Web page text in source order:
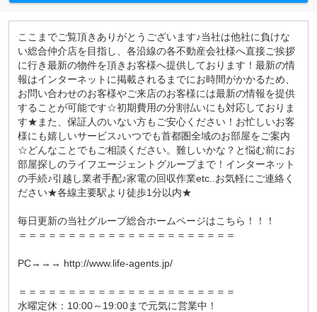
ここまでご覧頂きありがとうございます♪当社は他社に負けな
い総合仲介店を目指し、各沿線の各不動産会社様へ直接ご挨拶
に行き最新の物件を頂きお客様へ提供しております！最新の情
報はインターネットに掲載されるまでにお時間がかかるため、
お問い合わせのお客様やご来店のお客様には最新の情報を提供
することが可能です☆初期費用の分割払いにも対応しておりま
す★また、保証人のいない方もご安心ください！お忙しいお客
様にも嬉しいサービス♪いつでも首都圏全域のお部屋をご案内
☆どんなことでもご相談ください。難しいかな？と悩む前にお
部屋探しのライフエージェントグループまで！インターネット
の手続♪引越し業者手配♪家電の回収作業etc..お気軽にご連絡く
ださい★各線主要駅より徒歩1分以内★
毎日更新の当社グループ総合ホームページはこちら！！！
＝＝＝＝＝＝＝＝＝＝＝＝＝＝＝＝＝＝＝＝＝＝
PC→→→ http://www.life-agents.jp/
＝＝＝＝＝＝＝＝＝＝＝＝＝＝＝＝＝＝＝＝＝＝
水曜定休：10:00～19:00まで元気に営業中！